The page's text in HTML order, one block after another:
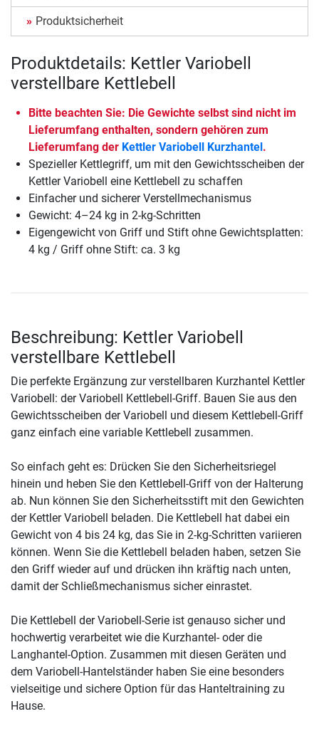
Produktsicherheit
Produktdetails: Kettler Variobell
verstellbare Kettlebell
Bitte beachten Sie: Die Gewichte selbst sind nicht im
Lieferumfang enthalten, sondern gehören zum
Lieferumfang der Kettler Variobell Kurzhantel .
Spezieller Kettlegriff, um mit den Gewichtsscheiben der
Kettler Variobell eine Kettlebell zu schaffen
Einfacher und sicherer Verstellmechanismus
Gewicht: 4–24 kg in 2-kg-Schritten
Eigengewicht von Griff und Stift ohne Gewichtsplatten:
4 kg / Griff ohne Stift: ca. 3 kg
Beschreibung: Kettler Variobell
verstellbare Kettlebell
Die perfekte Ergänzung zur verstellbaren Kurzhantel Kettler
Variobell: der Variobell Kettlebell-Griff. Bauen Sie aus den
Gewichtsscheiben der Variobell und diesem Kettlebell-Griff
ganz einfach eine variable Kettlebell zusammen.
So einfach geht es: Drücken Sie den Sicherheitsriegel
hinein und heben Sie den Kettlebell-Griff von der Halterung
ab. Nun können Sie den Sicherheitsstift mit den Gewichten
der Kettler Variobell beladen. Die Kettlebell hat dabei ein
Gewicht von 4 bis 24 kg, das Sie in 2-kg-Schritten variieren
können. Wenn Sie die Kettlebell beladen haben, setzen Sie
den Griff wieder auf und drücken ihn kräftig nach unten,
damit der Schließmechanismus sicher einrastet.
Die Kettlebell der Variobell-Serie ist genauso sicher und
hochwertig verarbeitet wie die Kurzhantel- oder die
Langhantel-Option. Zusammen mit diesen Geräten und
dem Variobell-Hantelständer haben Sie eine besonders
vielseitige und sichere Option für das Hanteltraining zu
Hause.